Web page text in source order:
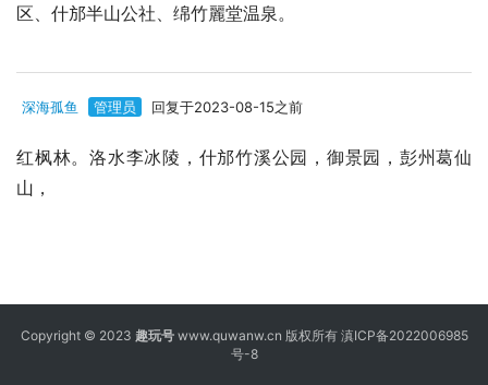
区、什邡半山公社、绵竹麗堂温泉。
深海孤鱼 管理员 回复于2023-08-15之前
红枫林。洛水李冰陵，什邡竹溪公园，御景园，彭州葛仙
山，
Copyright © 2023 趣玩号www.quwanw.cn 版权所有 滇ICP备2022006985
号-8